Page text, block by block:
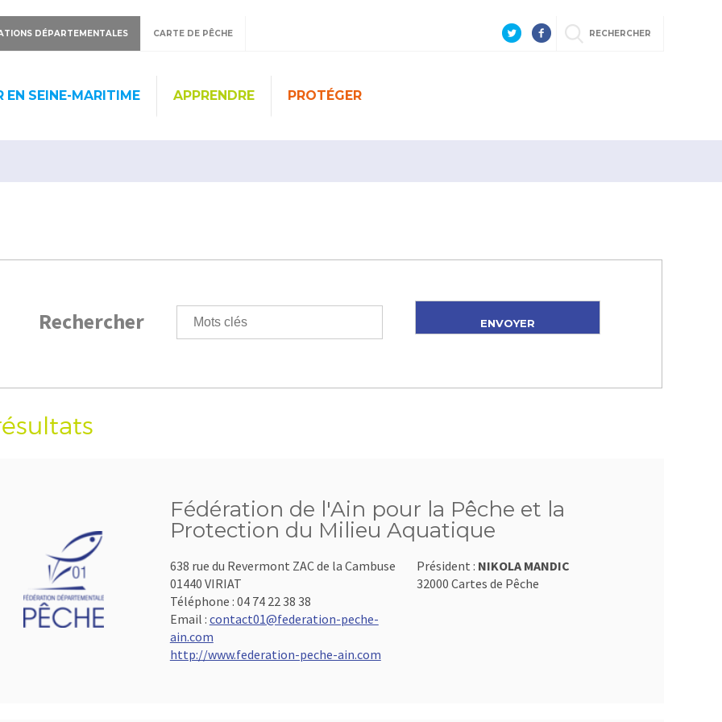
DÉPARTEMENTALES CARTE DE PÊCHE RECHERCHER
EN SEINE-MARITIME APPRENDRE PROTÉGER
Rechercher
Fédération de l'Ain pour la Pêche et la
Protection du Milieu Aquatique
638 rue du Revermont ZAC de la Cambuse
01440 VIRIAT
Téléphone : 04 74 22 38 38
Email : contact01@federation-peche-
ain.com
http://www.federation-peche-ain.com
Président : NIKOLA MANDIC
32000 Cartes de Pêche